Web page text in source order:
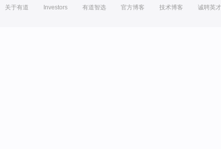
关于有道 Investors 有道智选 官方博客 技术博客 诚聘英才